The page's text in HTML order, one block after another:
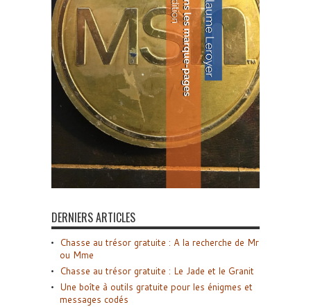
DERNIERS ARTICLES
Chasse au trésor gratuite : A la recherche de Mr
ou Mme
Chasse au trésor gratuite : Le Jade et le Granit
Une boîte à outils gratuite pour les énigmes et
messages codés